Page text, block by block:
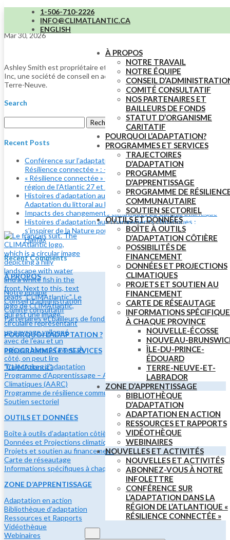
1-506-710-2226
INFO@CLIMATLANTIC.CA
ENGLISH
À PROPOS
NOTRE TRAVAIL
NOTRE ÉQUIPE
CONSEIL
COMITÉ CONSULTATIF
NOS PARTENAIRES ET
BAILLEURS DE FONDS
STATUT D’ORGANISME
CARITATIF
POURQUOI L’ADAPTATION?
PROGRAMMES ET SERVICES
TRAJECTOIRES
D’ADAPTATION
PROGRAMME
D’APPRENTISSAGE
PROGRAMME DE
COMMUNAUTAIRE
SOUTIEN SECTORIEL
OUTILS ET DONNÉES
BOÎTE À OUTILS
D’ADAPTATION CÔTIÈRE
POSSIBILITÉS DE
FINANCEMENT
DONNÉES ET PROJECTIONS
CLIMATIQUES
PROJETS ET SOUTIEN AU
FINANCEMENT
CARTE DE RÉSEAUTAGE
INFORMATIONS
À CHAQUE PROVINCE
NOUVELLE-ÉCOSSE
NOUVEAU-
ÎLE-DU-PRINCE-
ÉDOUARD
TERRE-NEUVE-ET-
LABRADOR
ZONE D’APPRENTISSAGE
BIBLIOTHÈQUE
D’ADAPTATION
ADAPTATION EN ACTION
RESSOURCES ET RAPPORTS
VIDÉOTHÈQUE
WEBINAIRES
NOUVELLES ET ACTIVITÉS
NOUVELLES ET ACTIVITÉS
ABONNEZ-VOUS À NOTRE
INFOLETTRE
CONFÉRENCE SUR
L’ADAPTATION DANS LA
RÉGION DE L’ATLANTIQUE «
RÉSILIENCE CONNECTÉE »
Ashley Smith
Mar 30, 2026
Ashley Smith est propriétaire et directrice générale de Fundamental
Inc, une société de conseil en action climatique dont le siège est à
Terre-Neuve.
Search
Recent Posts
Conférence sur l’adaptation dans la région de l’Atlantique «
Résilience connectée » : – Un gros merci!
« Résilience connectée » Conférence sur l’adaptation dans la
région de l’Atlantic 27 et 28 mai
Histoires d’adaptation aux changements climatiques :
Adaptation du littoral au lac Banook
Impacts des changements climatiques au Canada atlantique
Histoires d’adaptation aux changements climatiques :
s’inspirer de la Nature pour s’adapter à l’érosion côtière à
Halifax
Recent Comments
À PROPOS
Notre équipe
Conseil d’administration
Comité consultatif
Partenaires et bailleurs de fonds
POURQUOI L’ADAPTATION ?
PROGRAMMES ET SERVICES
Trajectoires d’adaptation
Programme d’Apprentissage – Adaptation et Résilience
Climatiques (AARC)
Programme de résilience communautaire
Soutien sectoriel
OUTILS ET DONNÉES
Boîte à outils d’adaptation côtière
Données et Projections climatiques
Projets et soutien au financement
Carte de réseautage
Informations spécifiques à chaque province
ZONE D’APPRENTISSAGE
Adaptation en action
Bibliothèque d’adaptation
Ressources et Rapports
Vidéothèque
Webinaires